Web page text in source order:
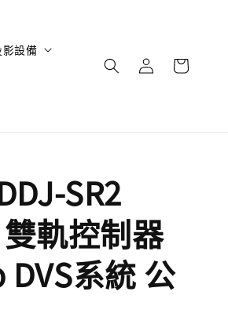
影設備
SR2
軌控制器
系統 公